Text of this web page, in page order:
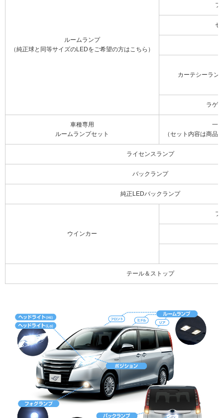
ルームランプ
（純正球と同等サイズのLEDをご希望の方はこちら）
フ
セ
カーテシーラン
ラゲ
車種専用
ルームランプセット
一
（セット内容は商品
ライセンスランプ
バックランプ
純正LEDバックランプ
ウインカー
フ
テール＆ストップ